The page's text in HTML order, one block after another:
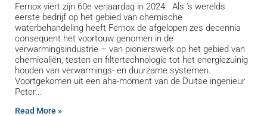
Fernox viert zijn 60e verjaardag in 2024. Als ’s werelds
eerste bedrijf op het gebied van chemische
waterbehandeling heeft Fernox de afgelopen zes decennia
consequent het voortouw genomen in de
verwarmingsindustrie – van pionierswerk op het gebied van
chemicaliën, testen en filtertechnologie tot het energiezuinig
houden van verwarmings- en duurzame systemen.
Voortgekomen uit een aha-moment van de Duitse ingenieur
Peter
Read More »